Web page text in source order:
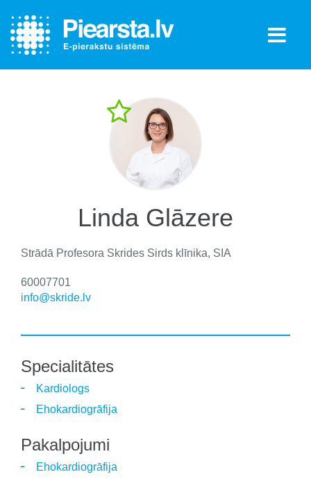
Linda Glāzere
Strādā Profesora Skrides Sirds klīnika, SIA
60007701
info@skride.lv
Specialitātes
Kardiologs
Ehokardiogrāfija
Pakalpojumi
Ehokardiogrāfija